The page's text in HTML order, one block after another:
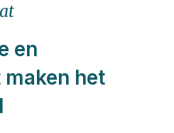
en
het